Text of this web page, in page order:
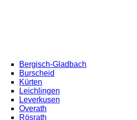
Bergisch-Gladbach
Burscheid
Kürten
Leichlingen
Leverkusen
Overath
Rösrath